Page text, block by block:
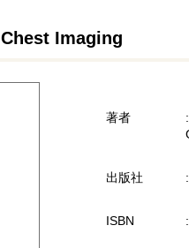
Chest Imaging
著者
出版社
ISBN